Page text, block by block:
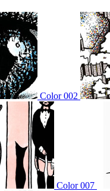
Color 002
Color 007